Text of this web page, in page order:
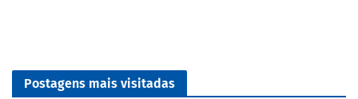
Postagens mais visitadas